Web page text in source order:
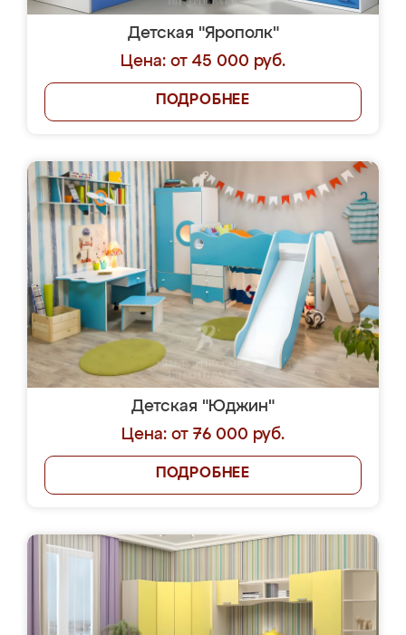
Детская "Ярополк"
Цена: от 45 000 руб.
ПОДРОБНЕЕ
Детская "Юджин"
Цена: от 76 000 руб.
ПОДРОБНЕЕ